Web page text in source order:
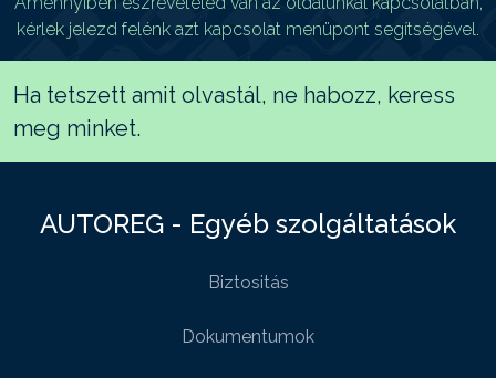
kérlek jelezd felénk azt kapcsolat menüpont segítségével.
Ha tetszett amit olvastál, ne habozz, keress
meg minket.
AUTOREG - Egyéb szolgáltatások
Biztositás
Dokumentumok